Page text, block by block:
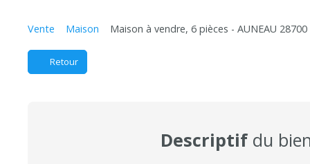
Vente Maison Maison à vendre, 6 pièces - AUNEAU 28700
Retour
Descriptifdu